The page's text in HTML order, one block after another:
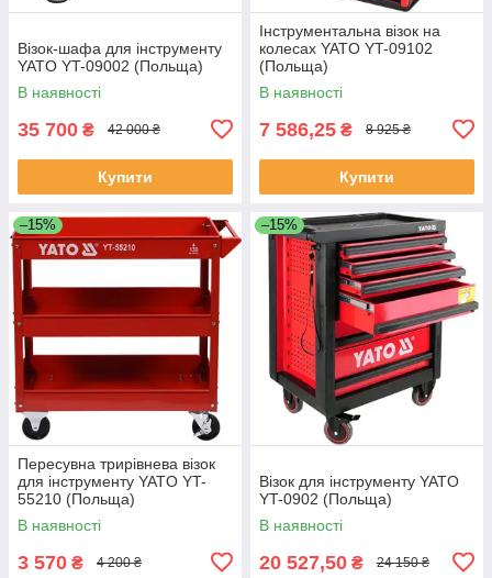
Візок-шафа для інструменту
YATO YT-09002 (Польща)
В наявності
35 700 ₴ 42 000 ₴
Купити
Інструментальна візок на
колесах YATO YT-09102
(Польща)
В наявності
7 586,25 ₴ 8 925 ₴
Купити
–15%
Пересувна трирівнева візок
для інструменту YATO YT-
55210 (Польща)
В наявності
3 570 ₴ 4 200 ₴
–15%
Візок для інструменту YATO
YT-0902 (Польща)
В наявності
20 527,50 ₴ 24 150 ₴